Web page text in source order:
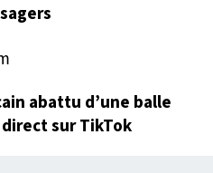
abattu d’une balle
sur TikTok